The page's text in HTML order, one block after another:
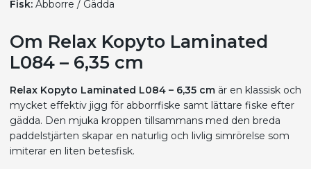
Fisk: Abborre / Gädda
Om Relax Kopyto Laminated
L084 – 6,35 cm
Relax Kopyto Laminated L084 – 6,35 cm är en klassisk och
mycket effektiv jigg för abborrfiske samt lättare fiske efter
gädda. Den mjuka kroppen tillsammans med den breda
paddelstjärten skapar en naturlig och livlig simrörelse som
imiterar en liten betesfisk.